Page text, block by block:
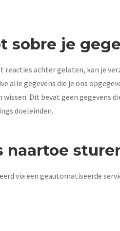
sobre je
reacties achter gelaten, kan je
alle gegevens die je ons
Dit bevat geen gegevens
doeleinden.
naartoe
via een geautomatiseerde